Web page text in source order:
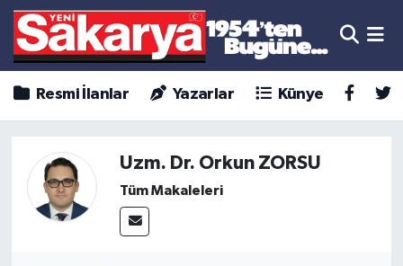
Resmi İlanlar Yazarlar Künye
Uzm. Dr. Orkun ZORSU
Tüm Makaleleri